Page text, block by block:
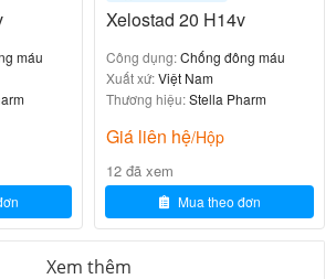
được sử dụng trong các trường
nhân dị ứng với Rivaroxaban hoặc
nào của thuốc.
tiêu hóa, hoặc các tình trạng chảy
máu
Xelostad 20 H14v
Công dụng:Chống đông máu
Xuất xứ:Việt Nam
Thương hiệu:Stella Pharm
Giá liên hệ/Hộp
12 đã xem
Mua theo đơn
Xem thêm